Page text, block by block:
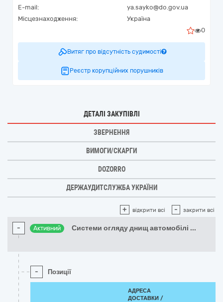
E-mail:
ya.sayko@do.gov.ua
Місцезнаходження:
Україна
0
Витяг про відсутність судимості
Реєстр корупційних порушників
ДЕТАЛІ ЗАКУПІВЛІ
ЗВЕРНЕННЯ
ВИМОГИ/СКАРГИ
DOZORRO
ДЕРЖАУДИТСЛУЖБА УКРАЇНИ
+ відкрити всі - закрити всі
- Активний Системи огляду днищ автомобілі ...
- Позиції
АДРЕСА
ДОСТАВКИ /